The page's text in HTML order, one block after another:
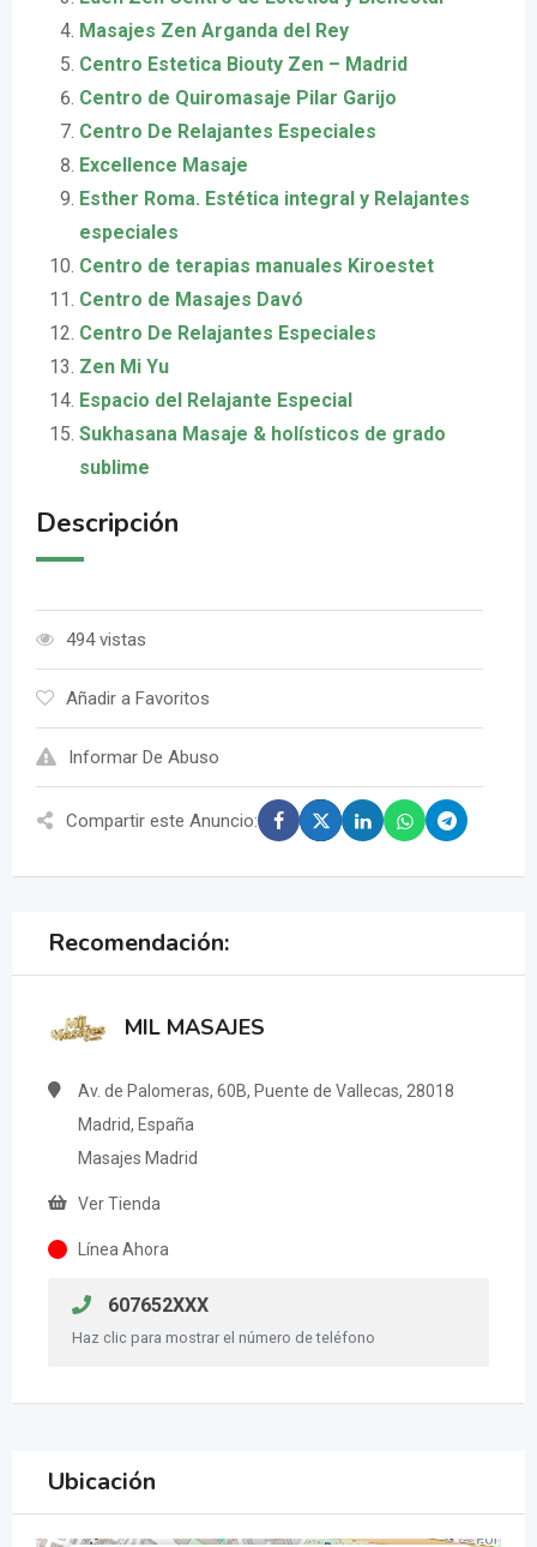
Masajes Zen Arganda del Rey
Centro Estetica Biouty Zen – Madrid
Centro de Quiromasaje Pilar Garijo
Centro De Relajantes Especiales
Excellence Masaje
Esther Roma. Estética integral y Relajantes
especiales
Centro de terapias manuales Kiroestet
Centro de Masajes Davó
Centro De Relajantes Especiales
Zen Mi Yu
Espacio del Relajante Especial
Sukhasana Masaje & holísticos de grado
sublime
Descripción
494 vistas
Añadir a Favoritos
Informar De Abuso
Compartir este Anuncio:
Recomendación:
MIL MASAJES
Av. de Palomeras, 60B, Puente de Vallecas, 28018
Madrid, España
Masajes Madrid
Ver Tienda
Línea Ahora
607652XXX
Haz clic para mostrar el número de teléfono
Ubicación